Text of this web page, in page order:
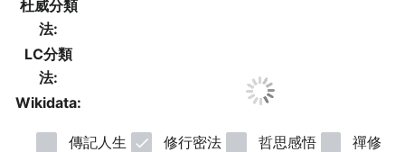
杜威分類
法:
LC分類
法:
Wikidata:
傳記人生 修行密法 哲思感悟
禪修